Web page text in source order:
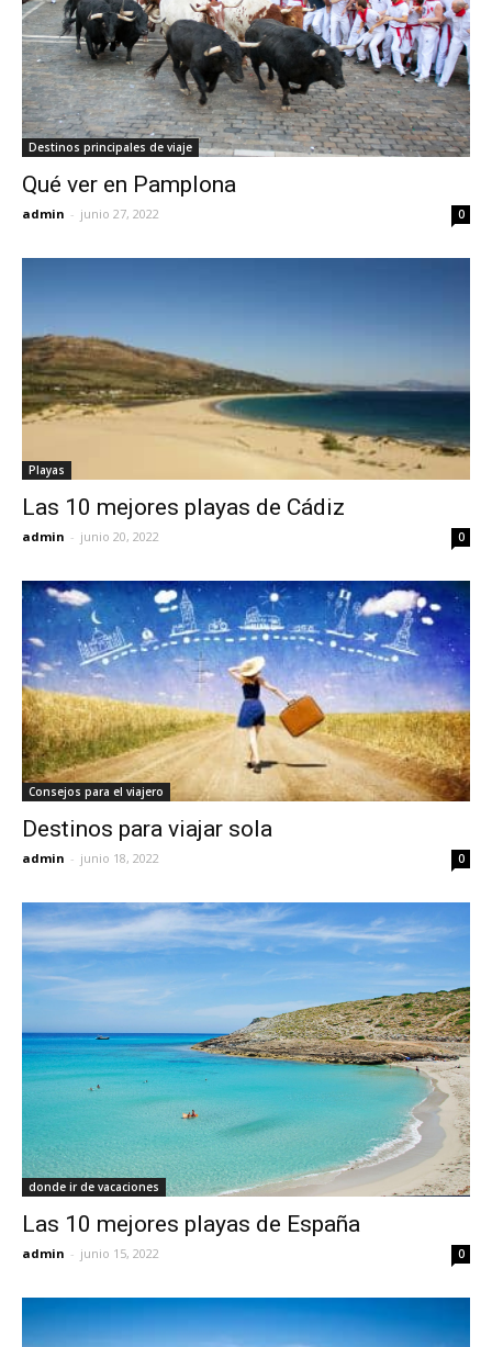
Destinos principales de viaje
Qué ver en Pamplona
admin - junio 27, 2022 0
Playas
Las 10 mejores playas de Cádiz
admin - junio 20, 2022 0
Consejos para el viajero
Destinos para viajar sola
admin - junio 18, 2022 0
donde ir de vacaciones
Las 10 mejores playas de España
admin - junio 15, 2022 0